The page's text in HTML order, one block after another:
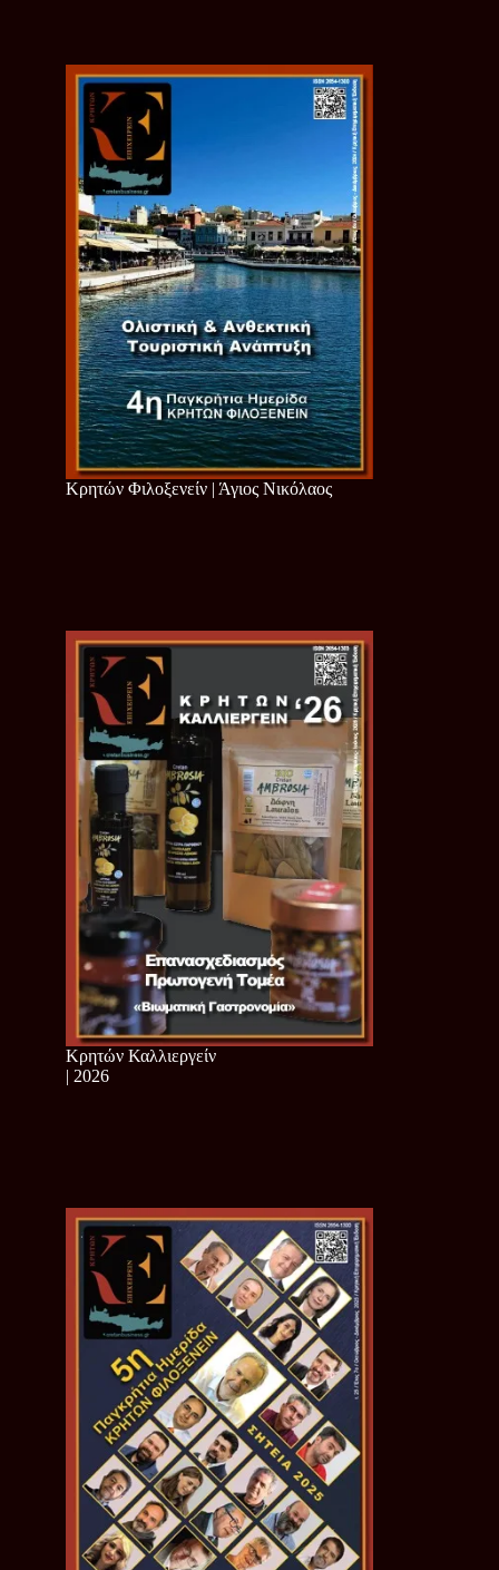
Κρητών Φιλοξενείν | Άγιος Νικόλαος
Κρητών Καλλιεργείν
| 2026